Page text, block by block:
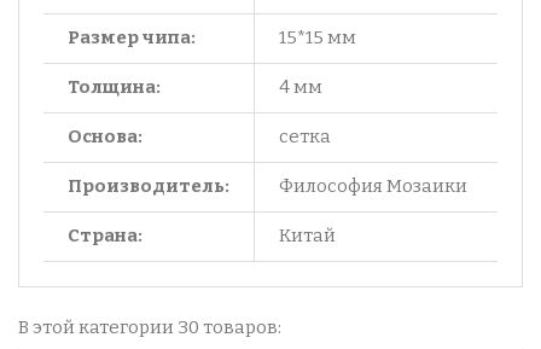
Размер чипа: 15*15 мм
Толщина: 4 мм
Основа: сетка
Производитель: Философия Мозаики
Страна: Китай
В этой категории 30 товаров: